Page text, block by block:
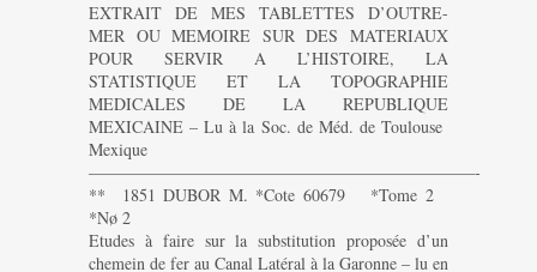
EXTRAIT DE MES TABLETTES D’OUTRE-
MER OU MEMOIRE SUR DES MATERIAUX
POUR SERVIR A L’HISTOIRE, LA
STATISTIQUE ET LA TOPOGRAPHIE
MEDICALES DE LA REPUBLIQUE
MEXICAINE – Lu à la Soc. de Méd. de Toulouse
Mexique
———————————————————————-
** 1851 DUBOR M. *Cote 60679 *Tome 2
*Nø 2
Etudes à faire sur la substitution proposée d’un
chemein de fer au Canal Latéral à la Garonne – lu en